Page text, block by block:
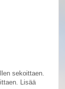
sekoittaen.
Lisää